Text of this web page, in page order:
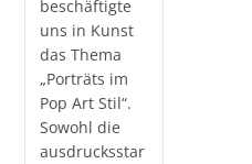
beschäftigte
uns in Kunst
das Thema
„Porträts im
Pop Art Stil“.
Sowohl die
ausdrucksstar